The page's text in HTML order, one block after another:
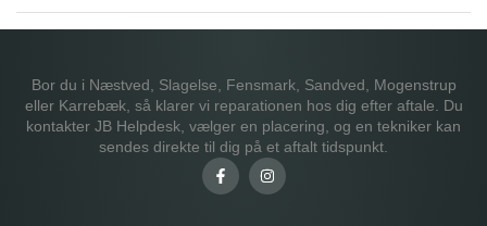
Bor du i Næstved, Slagelse, Fensmark, Sandved, Mogenstrup
eller Karrebæk, så klarer vi reparationen hos dig efter aftale. Du
kontakter JB Helpdesk, vælger en placering, og en tekniker kan
sendes direkte til dig på et aftalt tidspunkt.